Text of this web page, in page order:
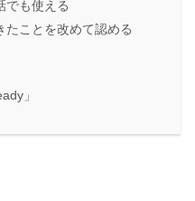
でも使える
たことを改めて認める
」